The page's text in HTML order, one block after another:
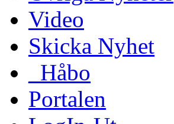
Video
Skicka Nyhet
_Håbo
Portalen